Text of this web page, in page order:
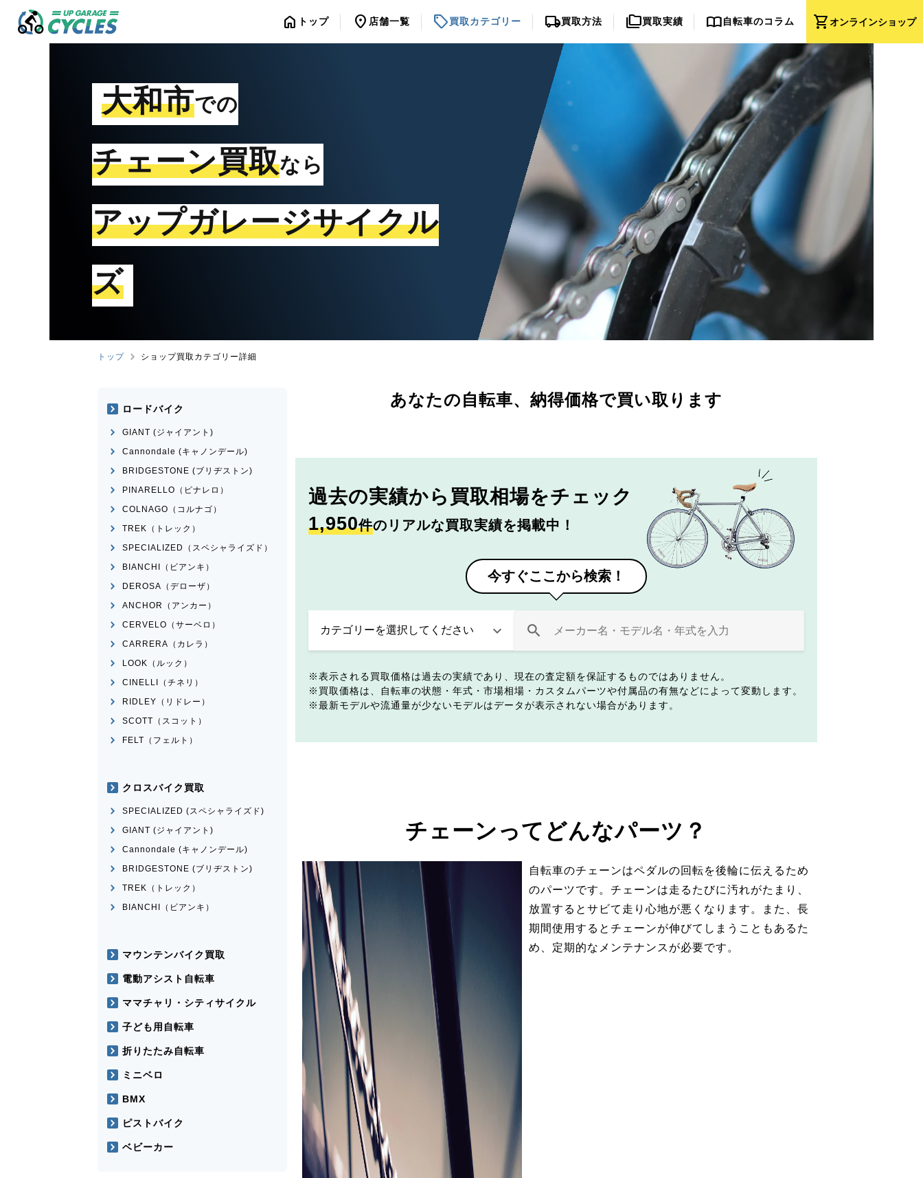
shopping_cartオンラインショップ
home トップ location_on 店舗一覧 sell買取カテゴリー local_shipping買取方法 folder_copy買取実績 import_contacts自転車のコラム
大和市での
チェーン買取なら
アップガレージサイクル
ズ
トップ ショップ買取カテゴリー詳細
あなたの自転車、 納得価格で買い取ります
過去の実績から 買取相場をチェック
1,950件のリアルな買取実績を掲載中！
今すぐここから検索！
表示される買取価格は過去の実績であり、現在の査定額を保証するものではありません。
買取価格は、自転車の状態・年式・市場相場・カスタムパーツや付属品の有無などによって変動します。
最新モデルや流通量が少ないモデルはデータが表示されない場合があります。
チェーンってどんなパーツ？
自転車のチェーンはペダルの回転を後輪に伝えるため
のパーツです。チェーンは走るたびに汚れがたまり、
放置するとサビて走り心地が悪くなります。また、長
期間使用するとチェーンが伸びてしまうこともあるた
め、定期的なメンテナンスが必要です。
ロードバイク
GIANT (ジャイアント)
Cannondale (キャノンデール)
BRIDGESTONE (ブリヂストン)
PINARELLO（ピナレロ）
COLNAGO（コルナゴ）
TREK（トレック）
SPECIALIZED（スペシャライズド）
BIANCHI（ビアンキ）
DEROSA（デローザ）
ANCHOR（アンカー）
CERVELO（サーベロ）
CARRERA（カレラ）
LOOK（ルック）
CINELLI（チネリ）
RIDLEY（リドレー）
SCOTT（スコット）
FELT（フェルト）
クロスバイク買取
SPECIALIZED (スペシャライズド)
GIANT (ジャイアント)
Cannondale (キャノンデール)
BRIDGESTONE (ブリヂストン)
TREK（トレック）
BIANCHI（ビアンキ）
マウンテンバイク買取
電動アシスト自転車
ママチャリ・シティサイクル
子ども用自転車
折りたたみ自転車
ミニベロ
BMX
ピストバイク
ベビーカー